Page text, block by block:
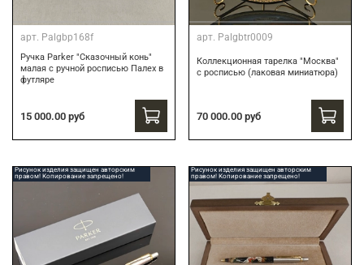
арт. Palgbp168f
Ручка Parker "Сказочный конь"
малая с ручной росписью Палех в
футляре
15 000.00 руб
арт. Palgbtr0009
Коллекционная тарелка "Москва"
с росписью (лаковая миниатюра)
70 000.00 руб
Рисунок изделия защищен авторским
правом! Копирование запрещено!
Рисунок изделия защищен авторским
правом! Копирование запрещено!